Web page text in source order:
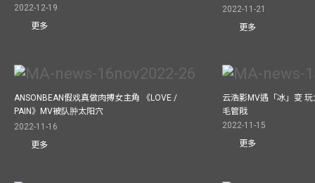
2022-12-19
更多
2022-11-21
更多
ANSONBEAN假戏真做肉搏女主角 《LOVE /
PAIN》MV被队肿太阳穴
2022-11-16
更多
云浩影MV遇「冰」变
毛管戙
2022-11-15
更多